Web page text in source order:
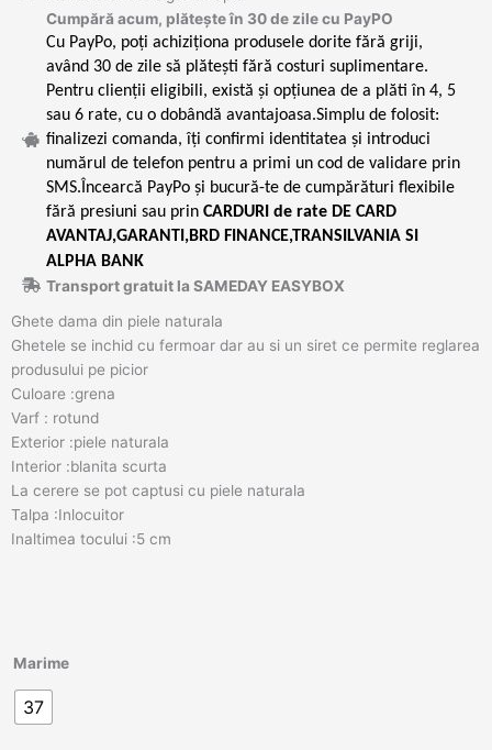
339,00 lei.
Cumpără acum, plătește în 30 de zile cu PayPO
Cu PayPo, poți achiziționa produsele dorite fără griji,
având 30 de zile să plătești fără costuri suplimentare.
Pentru clienții eligibili, există și opțiunea de a plăti în 4, 5
sau 6 rate, cu o dobândă avantajoasa.Simplu de folosit:
finalizezi comanda, îți confirmi identitatea și introduci
numărul de telefon pentru a primi un cod de validare prin
SMS.Încearcă PayPo și bucură-te de cumpărături flexibile
fără presiuni sau prin CARDURI de rate DE CARD
AVANTAJ,GARANTI,BRD FINANCE,TRANSILVANIA SI
ALPHA BANK
Transport gratuit la SAMEDAY EASYBOX
Ghete dama din piele naturala
Ghetele se inchid cu fermoar dar au si un siret ce permite reglarea
produsului pe picior
Culoare :grena
Varf : rotund
Exterior :piele naturala
Interior :blanita scurta
La cerere se pot captusi cu piele naturala
Talpa :Inlocuitor
Inaltimea tocului :5 cm
Marime
37
Cantitate
dama